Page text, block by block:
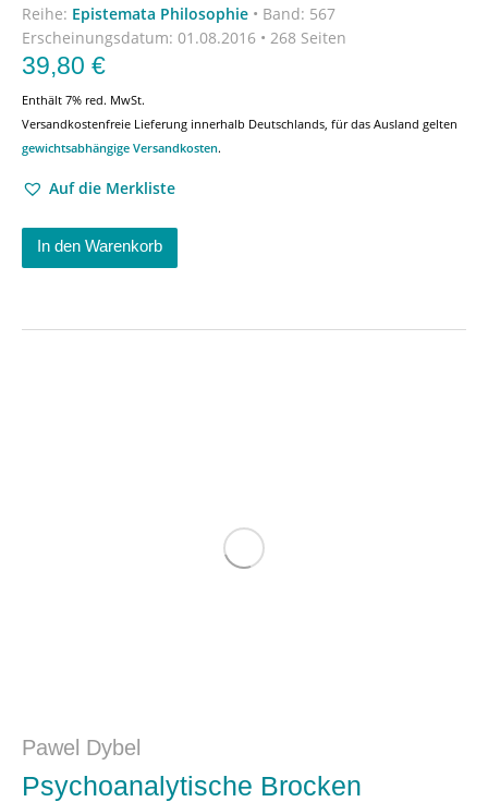
Reihe: Epistemata Philosophie • Band: 567
Erscheinungsdatum: 01.08.2016 • 268 Seiten
39,80 €
Enthält 7% red. MwSt.
Versandkostenfreie Lieferung innerhalb Deutschlands, für das Ausland gelten
gewichtsabhängige Versandkosten.
Auf die Merkliste
In den Warenkorb
Pawel Dybel
Psychoanalytische Brocken